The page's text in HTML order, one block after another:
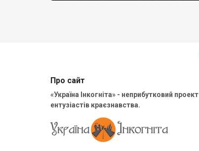
Про сайт
«Україна Інкогніта» - неприбутковий проект
ентузіастів краєзнавства.